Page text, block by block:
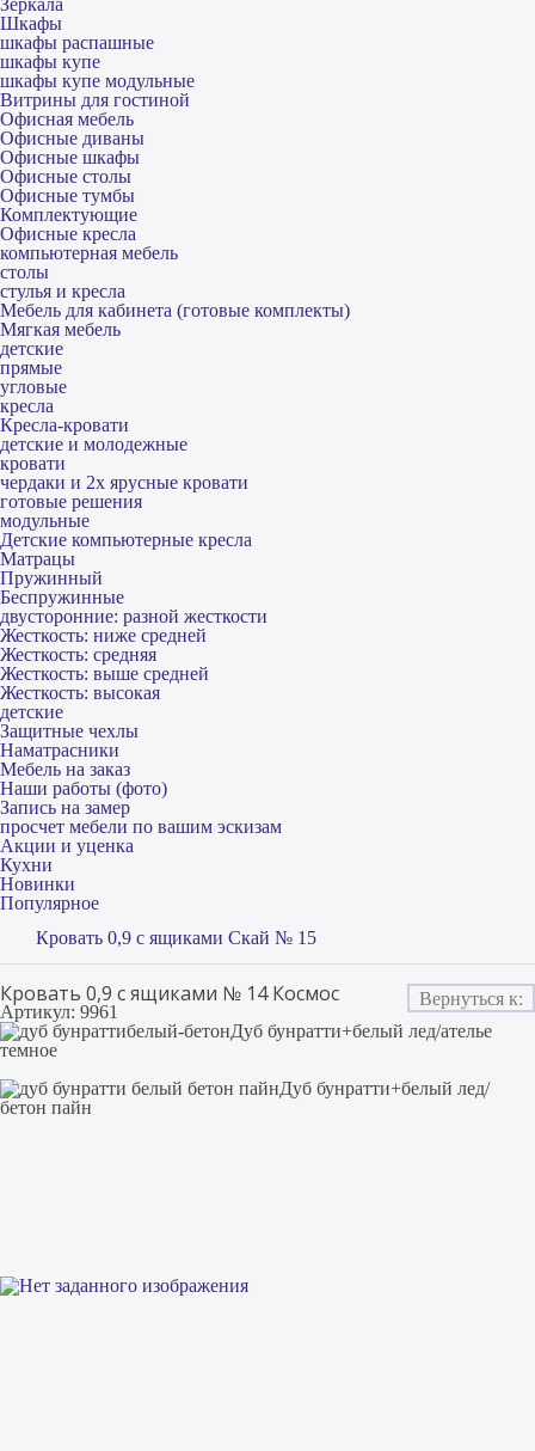
Зеркала
Шкафы
шкафы распашные
шкафы купе
шкафы купе модульные
Витрины для гостиной
Офисная мебель
Офисные диваны
Офисные шкафы
Офисные столы
Офисные тумбы
Комплектующие
Офисные кресла
компьютерная мебель
столы
стулья и кресла
Мебель для кабинета (готовые комплекты)
Мягкая мебель
детские
прямые
угловые
кресла
Кресла-кровати
детские и молодежные
кровати
чердаки и 2х ярусные кровати
готовые решения
модульные
Детские компьютерные кресла
Матрацы
Пружинный
Беспружинные
двусторонние: разной жесткости
Жесткость: ниже средней
Жесткость: средняя
Жесткость: выше средней
Жесткость: высокая
детские
Защитные чехлы
Наматрасники
Мебель на заказ
Наши работы (фото)
Запись на замер
просчет мебели по вашим эскизам
Акции и уценка
Кухни
Новинки
Популярное
Кровать 0,9 с ящиками Скай № 15
Вернуться к:
Кровать 0,9 с ящиками № 14 Космос
Артикул: 9961
Дуб бунратти+белый лед/ателье
темное
Дуб бунратти+белый лед/
бетон пайн